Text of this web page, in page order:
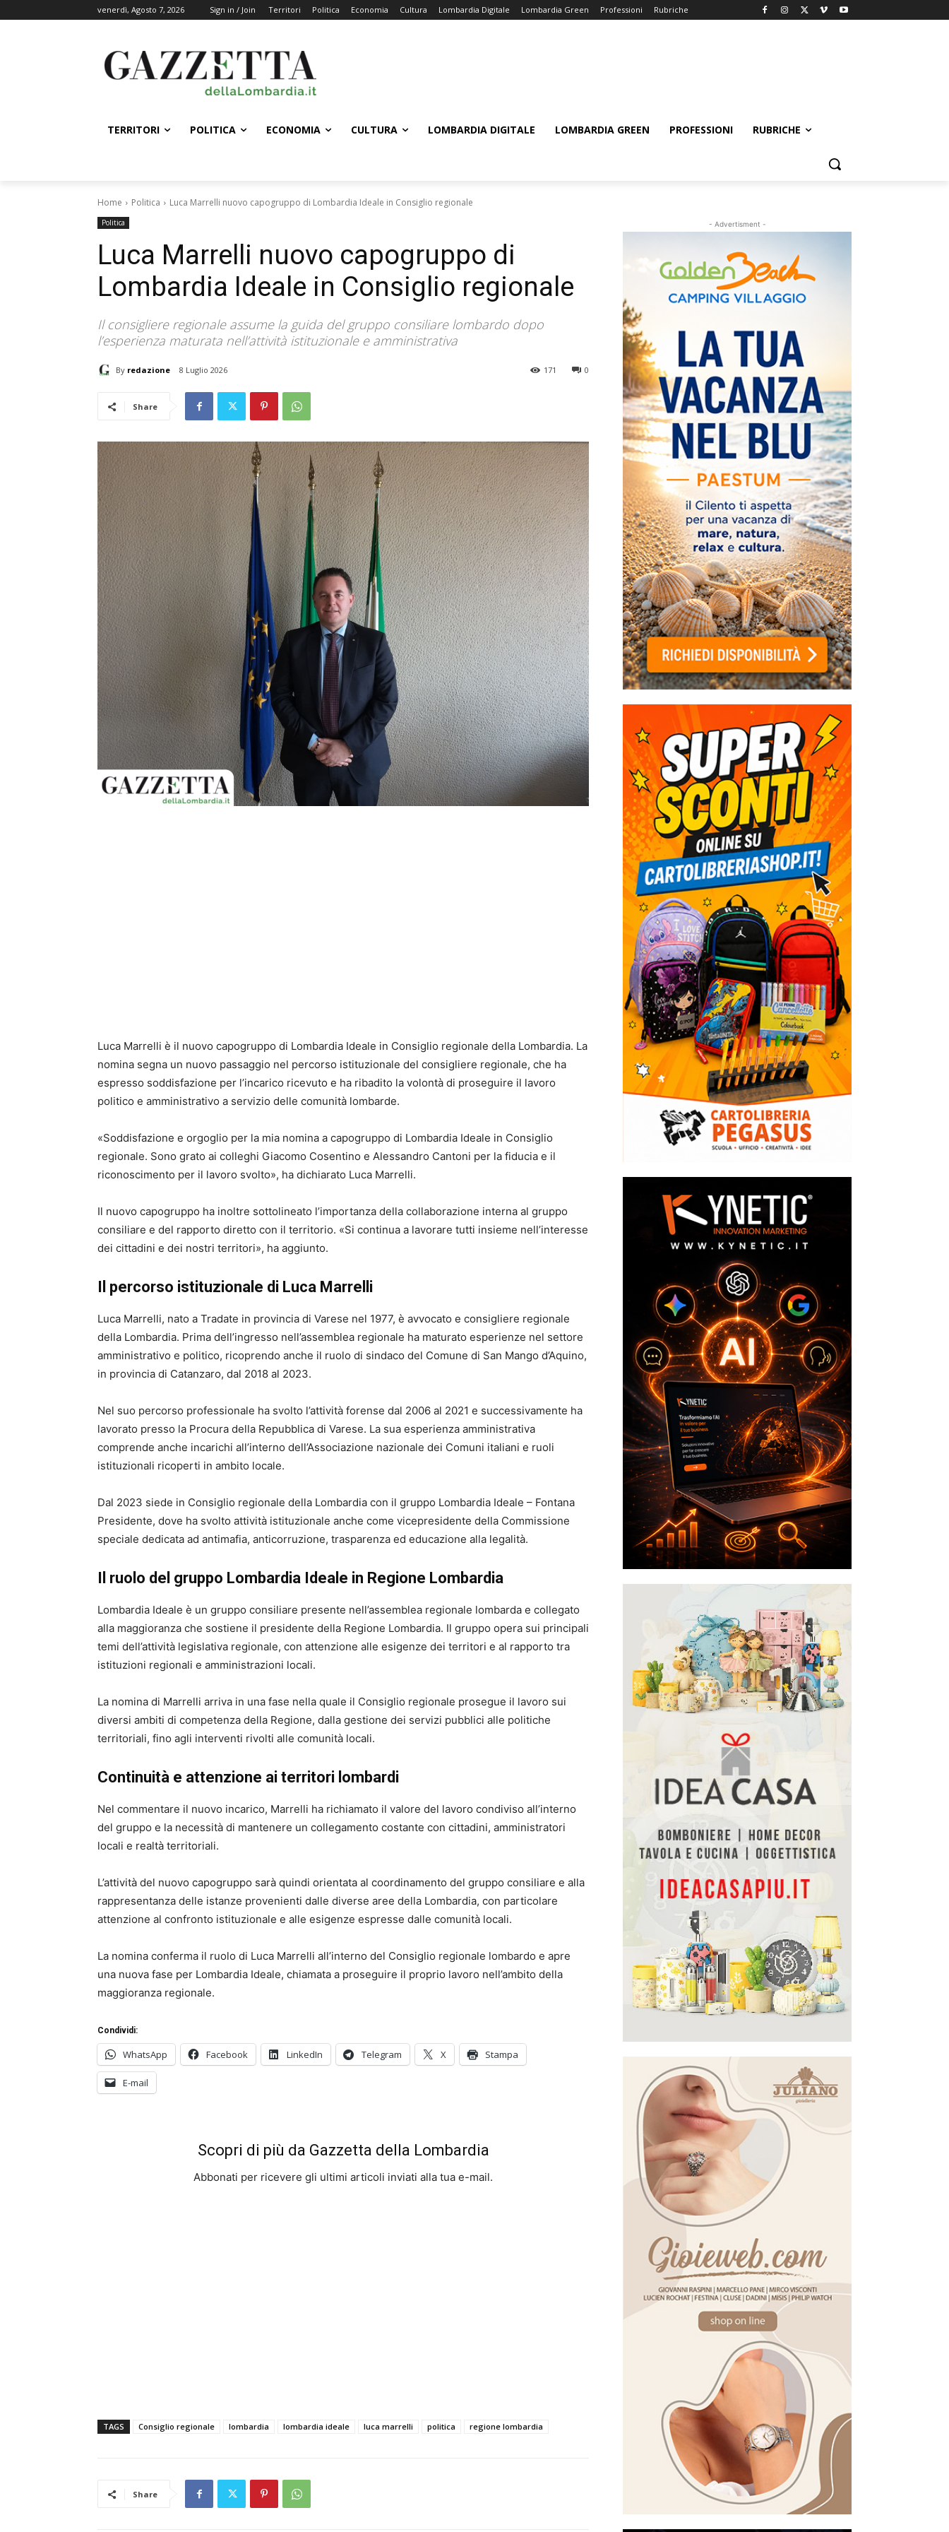
venerdì, Agosto 7, 2026 Sign in / Join Territori Politica Economia Cultura Lombardia Digitale Lombardia Green Professioni Rubriche
TERRITORI POLITICA ECONOMIA CULTURA LOMBARDIA DIGITALE LOMBARDIA GREEN PROFESSIONI RUBRICHE
Home Politica Luca Marrelli nuovo capogruppo di Lombardia Ideale in Consiglio regionale
Politica
Luca Marrelli nuovo capogruppo di
Lombardia Ideale in Consiglio regionale
Il consigliere regionale assume la guida del gruppo consiliare lombardo dopo
l’esperienza maturata nell’attività istituzionale e amministrativa
By redazione 8 Luglio 2026 0
171
Share
Luca Marrelli è il nuovo capogruppo di Lombardia Ideale in Consiglio regionale della Lombardia. La
nomina segna un nuovo passaggio nel percorso istituzionale del consigliere regionale, che ha
espresso soddisfazione per l’incarico ricevuto e ha ribadito la volontà di proseguire il lavoro
politico e amministrativo a servizio delle comunità lombarde.
«Soddisfazione e orgoglio per la mia nomina a capogruppo di Lombardia Ideale in Consiglio
regionale. Sono grato ai colleghi Giacomo Cosentino e Alessandro Cantoni per la fiducia e il
riconoscimento per il lavoro svolto», ha dichiarato Luca Marrelli.
Il nuovo capogruppo ha inoltre sottolineato l’importanza della collaborazione interna al gruppo
consiliare e del rapporto diretto con il territorio. «Si continua a lavorare tutti insieme nell’interesse
dei cittadini e dei nostri territori», ha aggiunto.
Il percorso istituzionale di Luca Marrelli
Luca Marrelli, nato a Tradate in provincia di Varese nel 1977, è avvocato e consigliere regionale
della Lombardia. Prima dell’ingresso nell’assemblea regionale ha maturato esperienze nel settore
amministrativo e politico, ricoprendo anche il ruolo di sindaco del Comune di San Mango d’Aquino,
in provincia di Catanzaro, dal 2018 al 2023.
Nel suo percorso professionale ha svolto l’attività forense dal 2006 al 2021 e successivamente ha
lavorato presso la Procura della Repubblica di Varese. La sua esperienza amministrativa
comprende anche incarichi all’interno dell’Associazione nazionale dei Comuni italiani e ruoli
istituzionali ricoperti in ambito locale.
Dal 2023 siede in Consiglio regionale della Lombardia con il gruppo Lombardia Ideale – Fontana
Presidente, dove ha svolto attività istituzionale anche come vicepresidente della Commissione
speciale dedicata ad antimafia, anticorruzione, trasparenza ed educazione alla legalità.
Il ruolo del gruppo Lombardia Ideale in Regione Lombardia
Lombardia Ideale è un gruppo consiliare presente nell’assemblea regionale lombarda e collegato
alla maggioranza che sostiene il presidente della Regione Lombardia. Il gruppo opera sui principali
temi dell’attività legislativa regionale, con attenzione alle esigenze dei territori e al rapporto tra
istituzioni regionali e amministrazioni locali.
La nomina di Marrelli arriva in una fase nella quale il Consiglio regionale prosegue il lavoro sui
diversi ambiti di competenza della Regione, dalla gestione dei servizi pubblici alle politiche
territoriali, fino agli interventi rivolti alle comunità locali.
Continuità e attenzione ai territori lombardi
Nel commentare il nuovo incarico, Marrelli ha richiamato il valore del lavoro condiviso all’interno
del gruppo e la necessità di mantenere un collegamento costante con cittadini, amministratori
locali e realtà territoriali.
L’attività del nuovo capogruppo sarà quindi orientata al coordinamento del gruppo consiliare e alla
rappresentanza delle istanze provenienti dalle diverse aree della Lombardia, con particolare
attenzione al confronto istituzionale e alle esigenze espresse dalle comunità locali.
La nomina conferma il ruolo di Luca Marrelli all’interno del Consiglio regionale lombardo e apre
una nuova fase per Lombardia Ideale, chiamata a proseguire il proprio lavoro nell’ambito della
maggioranza regionale.
Condividi:
WhatsApp Facebook LinkedIn Telegram X Stampa
E-mail
Scopri di più da Gazzetta della Lombardia
Abbonati per ricevere gli ultimi articoli inviati alla tua e-mail.
TAGS Consiglio regionale lombardia lombardia ideale luca marrelli politica regione lombardia
Share
- Advertisment -